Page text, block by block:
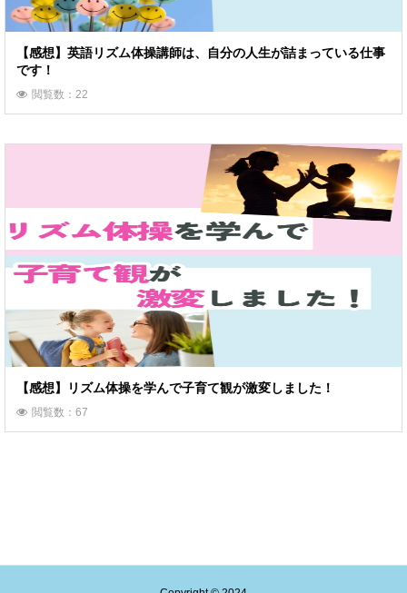
【感想】英語リズム体操講師は、自分の人生が詰まっている仕事
です！
閲覧数：22
【感想】リズム体操を学んで子育て観が激変しました！
閲覧数：67